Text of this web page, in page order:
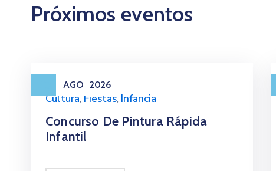
Próximos eventos
AGO 2026
Cultura, Fiestas, Infancia
Concurso De Pintura Rápida
Infantil